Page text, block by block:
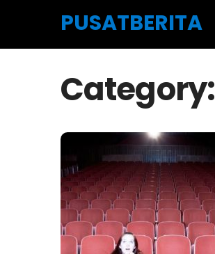
PUSATBERITA
Category: